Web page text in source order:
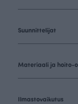
Suunnittelijat
Materiaali ja hoito-
Ilmastovaikutus